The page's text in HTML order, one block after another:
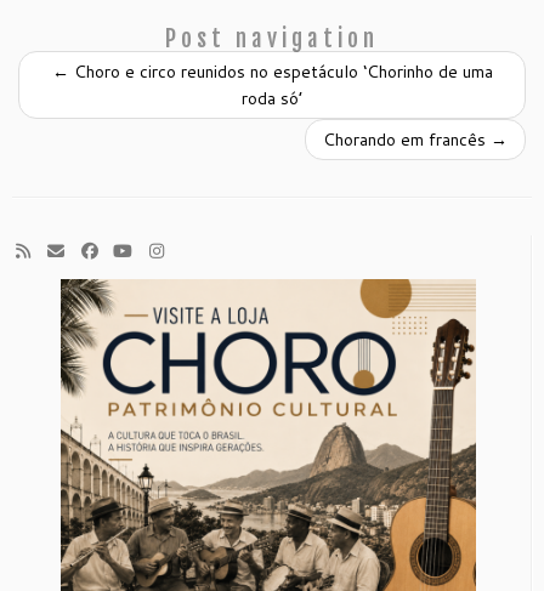
Post navigation
← Choro e circo reunidos no espetáculo ‘Chorinho de uma
roda só’
Chorando em francês →